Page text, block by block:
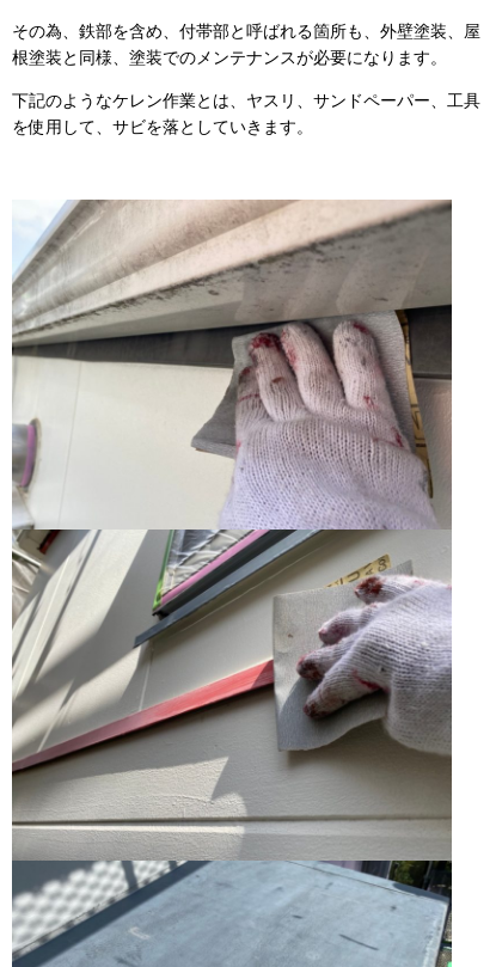
その為、鉄部を含め、付帯部と呼ばれる箇所も、外壁塗装、屋
根塗装と同様、塗装でのメンテナンスが必要になります。
下記のようなケレン作業とは、ヤスリ、サンドペーパー、工具
を使用して、サビを落としていきます。